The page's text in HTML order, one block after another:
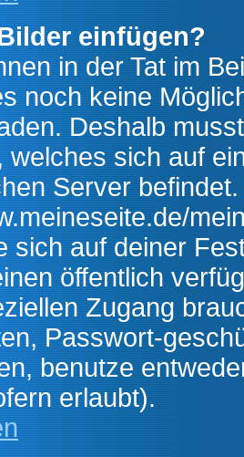
einfügen?
in der Tat im
noch keine
Deshalb
welches sich auf
Server
sich auf deiner
öffentlich
Zugang
Passwort-
benutze
erlaubt).